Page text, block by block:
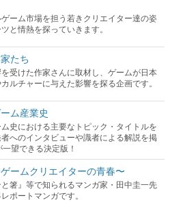
ーム市場を担う若きクリエイター達の姿
と情熱を探っていきます。
たち
受けた作家さんに取材し、ゲームが日本
ルチャーに与えた影響を探る企画です。
ム産業史
史における主要なトピック・タイトルを
へのインタビューや識者による解説を掲
望できる決定版！
ームクリエイターの青春〜
と箸』等で知られるマンガ家・田中圭一先
ポートマンガです。